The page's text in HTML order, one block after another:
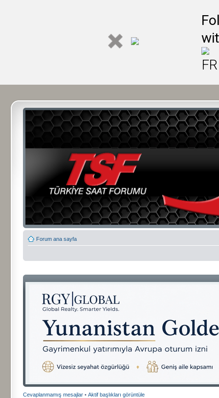
Forum ana sayfa
Cevaplanmamış mesajlar • Aktif başlıkları görüntüle